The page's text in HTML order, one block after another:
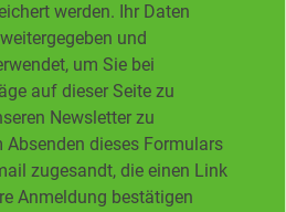
werden. Ihr Daten
und
um Sie bei
auf dieser Seite zu
Newsletter zu
dieses Formulars
zugesandt, die einen Link
Anmeldung bestätigen